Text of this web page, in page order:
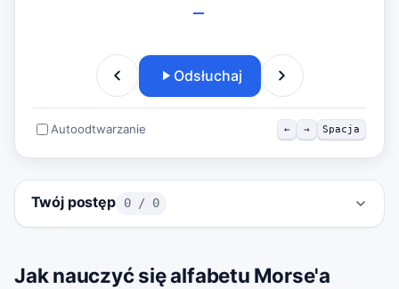
—
Odsłuchaj
Autoodtwarzanie ← → Spacja
Twój postęp 0/ 0
Jak nauczyć się alfabetu Morse'a